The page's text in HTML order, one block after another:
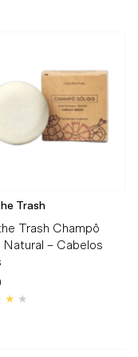
Trash
Trash Champô
Natural – Cabelos